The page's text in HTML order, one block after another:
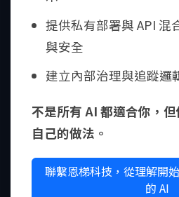
提供私有部署與 API 混
與安全
建立內部治理與追蹤邏
不是所有 AI 都適合你，
自己的做法。
聯繫恩梯科技，從理解開
的 AI